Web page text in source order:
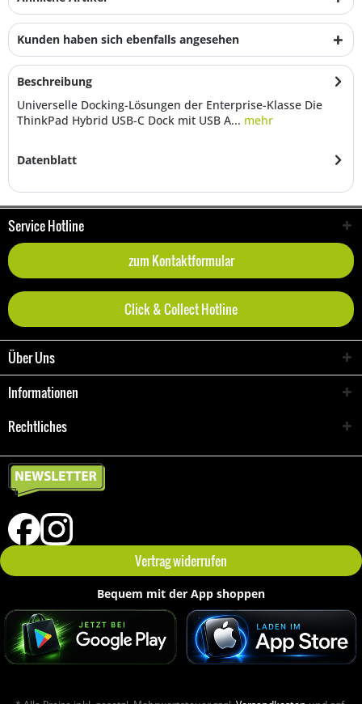
Kunden haben sich ebenfalls angesehen
Beschreibung
Universelle Docking-Lösungen der Enterprise-Klasse Die
ThinkPad Hybrid USB-C Dock mit USB A... mehr
Datenblatt
Service Hotline
zum Kontaktformular
Click & Collect Hotline
Über Uns
Informationen
Rechtliches
Vertrag widerrufen
Bequem mit der App shoppen